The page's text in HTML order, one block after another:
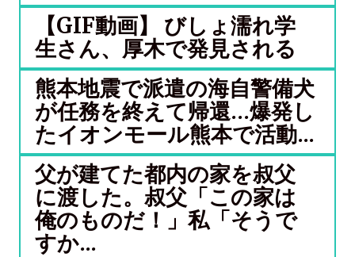
【GIF動画】 びしょ濡れ学
生さん、厚木で発見される
熊本地震で派遣の海自警備犬
が任務を終えて帰還…爆発し
たイオンモール熊本で活動...
父が建てた都内の家を叔父
に渡した。叔父「この家は
俺のものだ！」私「そうで
すか...